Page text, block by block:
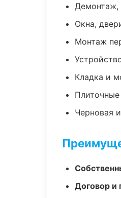
Демонтаж,
Окна,
Монтаж
Кладка и
Черновая
Договор и